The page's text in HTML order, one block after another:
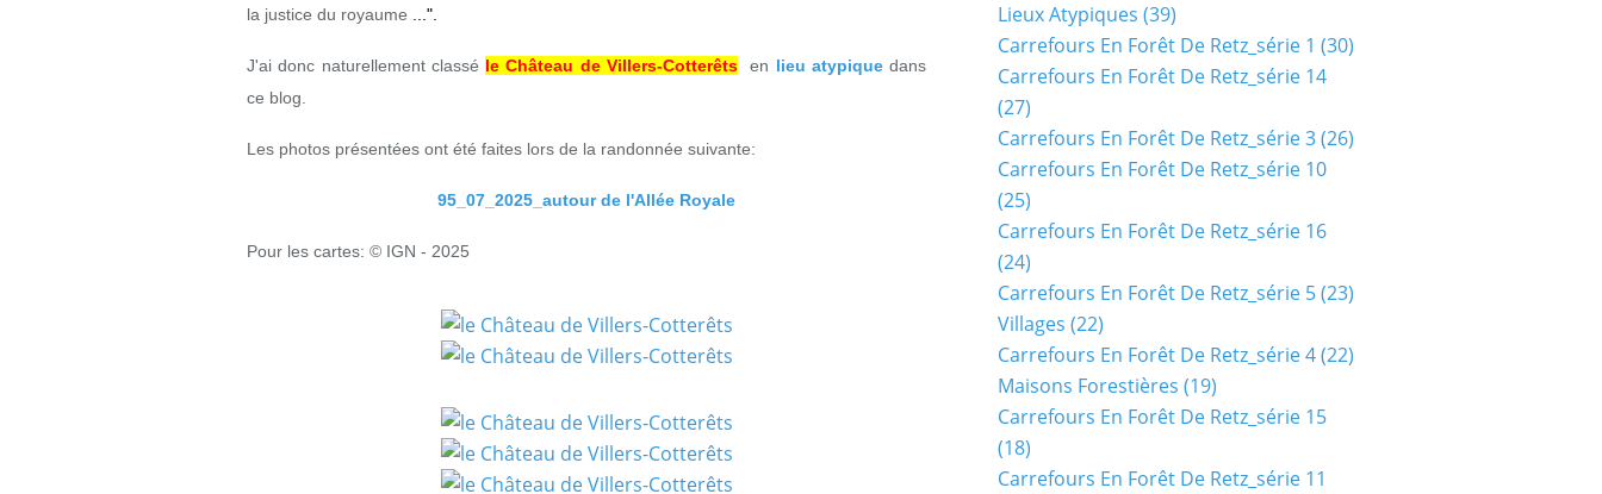
la justice du royaume
...".
J'ai donc naturellement classé le Château de Villers-Cotterêtsen lieu atypique dans
ce blog.
Les photos présentées ont été faites lors de la randonnée suivante:
95_07_2025_autour de l'Allée Royale
Pour les cartes: © IGN - 2025
Lieux Atypiques (39)
Carrefours En Forêt De Retz_série 1 (30)
Carrefours En Forêt De Retz_série 14
(27)
Carrefours En Forêt De Retz_série 3(26)
Carrefours En Forêt De Retz_série 10
(25)
Carrefours En Forêt De Retz_série 16
(24)
Carrefours En Forêt De Retz_série 5(23)
Villages (22)
Carrefours En Forêt De Retz_série 4(22)
Maisons Forestières (19)
Carrefours En Forêt De Retz_série 15
(18)
Carrefours En Forêt De Retz_série 11